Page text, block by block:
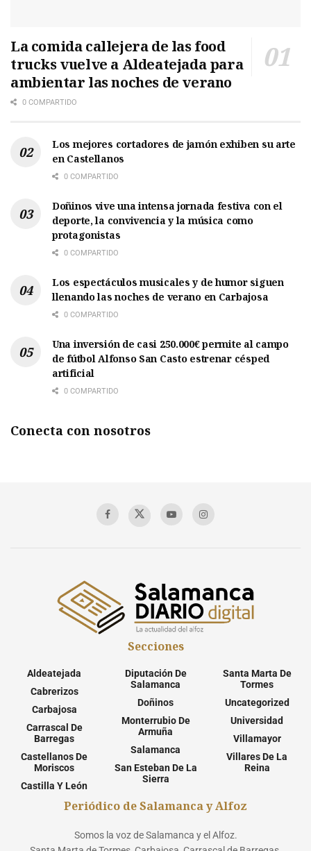
La comida callejera de las food
trucks vuelve a Aldeatejada para
ambientar las noches de verano
0 COMPARTIDO
Los mejores cortadores de jamón exhiben su arte
en Castellanos
0 COMPARTIDO
Doñinos vive una intensa jornada festiva con el
deporte, la convivencia y la música como
protagonistas
0 COMPARTIDO
Los espectáculos musicales y de humor siguen
llenando las noches de verano en Carbajosa
0 COMPARTIDO
Una inversión de casi 250.000€ permite al campo
de fútbol Alfonso San Casto estrenar césped
artificial
0 COMPARTIDO
Conecta con nosotros
Secciones
Aldeatejada
Cabrerizos
Carbajosa
Carrascal De
Barregas
Castellanos De
Moriscos
Castilla Y León
Diputación De
Salamanca
Doñinos
Monterrubio De
Armuña
Salamanca
San Esteban De La
Sierra
Santa Marta De
Tormes
Uncategorized
Universidad
Villamayor
Villares De La
Reina
Periódico de Salamanca y Alfoz
Somos la voz de Salamanca y el Alfoz.